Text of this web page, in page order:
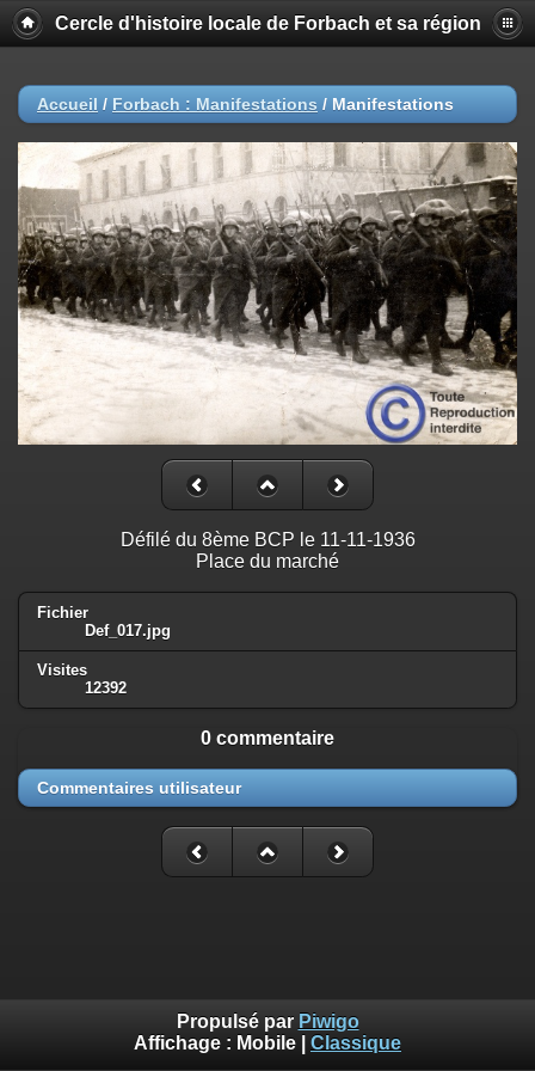
Cercle d'histoire locale de Forbach et sa région
Accueil / Forbach : Manifestations / Manifestations
Défilé du 8ème BCP le 11-11-1936
Place du marché
Fichier
Def_017.jpg
Visites
12392
0 commentaire
Commentaires utilisateur
Propulsé par Piwigo
Affichage : Mobile Classique